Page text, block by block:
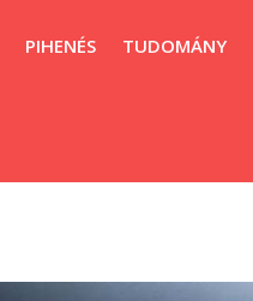
PIHENÉS TUDOMÁNY